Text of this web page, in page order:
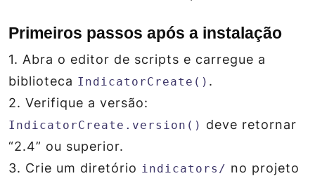
Primeiros passos após a instalação
1. Abra o editor de scripts e carregue a
biblioteca IndicatorCreate() .
2. Verifique a versão:
IndicatorCreate.version() deve retornar
“2.4” ou superior.
3. Crie um diretório indicators/ no projeto